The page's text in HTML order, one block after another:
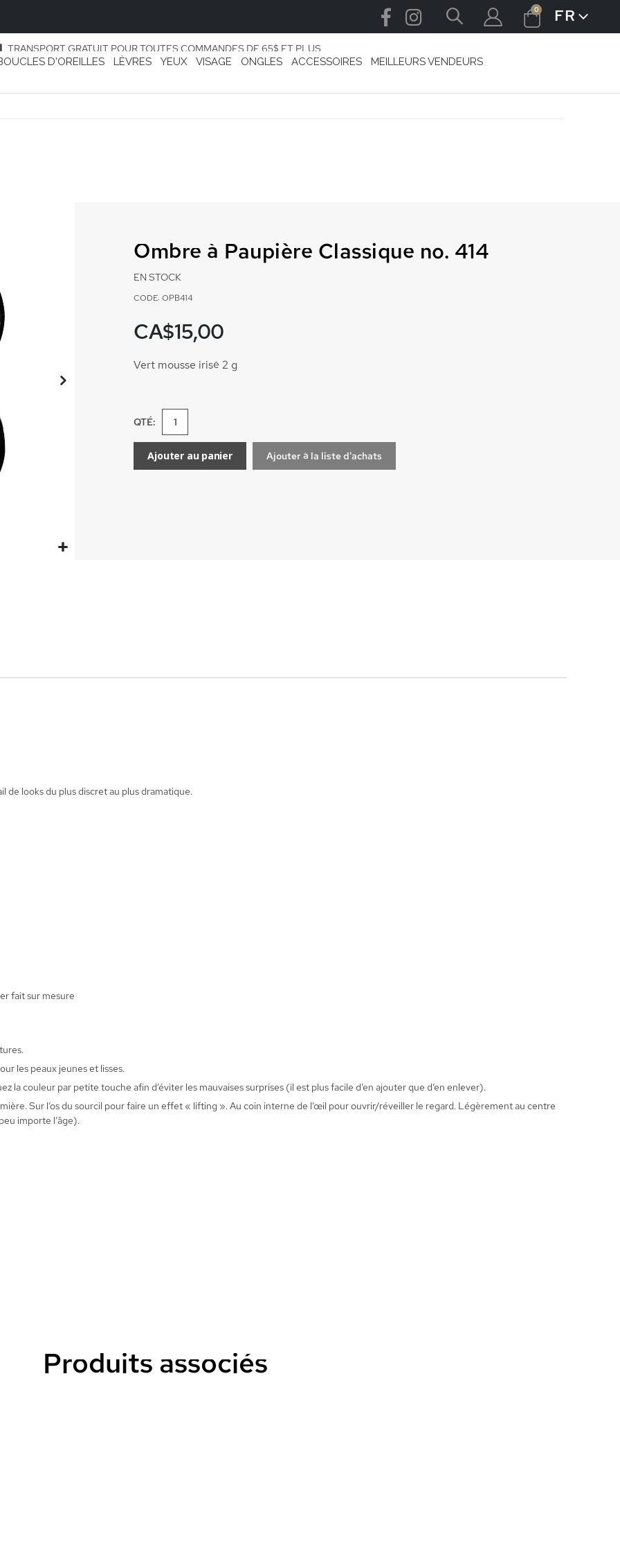
Cart
0articlesLANGUE
FR
TRANSPORT GRATUIT POUR TOUTES COMMANDES DE 65$ ET PLUS
D'OREILLES LÈVRES YEUX VISAGE ONGLES ACCESSOIRES
MEILLEURS VENDEURS
Ombre à Paupière Classique no. 414
EN STOCK
CODE: OPB414
CA$15,00
Vert mousse irisé 2 g
QTÉ:
Ajouter au panier Ajouter à la liste d'achats
looks du plus discret au plus dramatique.
fait sur mesure
les peaux jeunes et lisses.
la couleur par petite touche afin d’éviter les mauvaises surprises (il est plus facile d’en ajouter que d’en enlever).
Sur l’os du sourcil pour faire un effet « lifting ». Au coin interne de l’œil pour ouvrir/réveiller le regard. Légèrement au centre
importe l’âge).
Produits associés